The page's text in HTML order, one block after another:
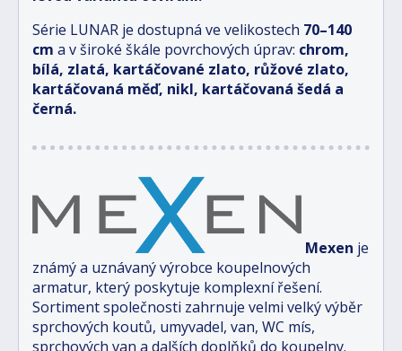
Série LUNAR je dostupná ve velikostech 70–140
cm a v široké škále povrchových úprav: chrom,
bílá, zlatá, kartáčované zlato, růžové zlato,
kartáčovaná měď, nikl, kartáčovaná šedá a
černá.
Mexen je
známý a uznávaný výrobce koupelnových
armatur, který poskytuje komplexní řešení.
Sortiment společnosti zahrnuje velmi velký výběr
sprchových koutů, umyvadel, van, WC mís,
sprchových van a dalších doplňků do koupelny.